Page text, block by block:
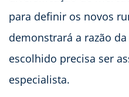
para definir os novos
demonstrará a razão
escolhido precisa ser
especialista.